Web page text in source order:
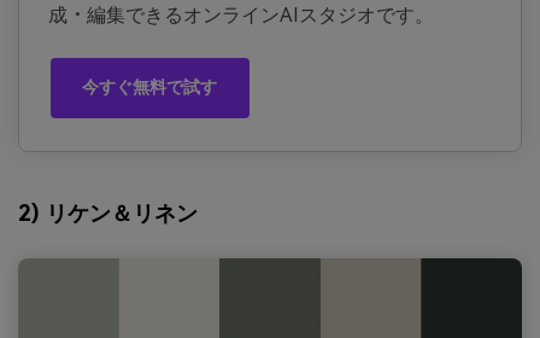
成・編集できるオンラインAIスタジオです。
今すぐ無料で試す
2) リケン＆リネン